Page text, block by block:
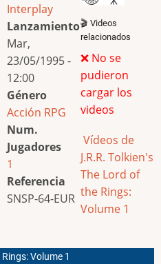
Interplay
Lanzamiento
Mar,
23/05/1995 -
12:00
Género
Acción RPG
Num.
Jugadores
1
Referencia
SNSP-64-EUR
🎬 Videos
relacionados
❌ No se
pudieron
cargar los
videos
Vídeos de
J.R.R. Tolkien's
The Lord of
the Rings:
Volume 1
Volume 1